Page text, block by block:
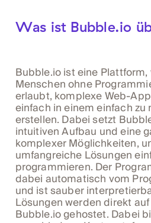
Was ist Bubble.io
Bubble.io ist eine
Menschen ohne
erlaubt, komplexe Web-
einfach in einem einfach zu
erstellen. Dabei setzt
intuitiven Aufbau und eine
komplexer Möglichkeiten,
umfangreiche Lösungen
programmieren. Der
dabei automatisch vom
und ist sauber
Lösungen werden direkt
Bubble.io gehostet. Dabei